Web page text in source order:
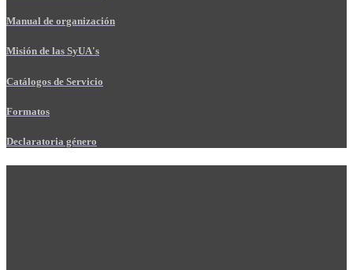
Manual de organización
Misión de las SyUA's
Catálogos de Servicio
Formatos
Declaratoria género